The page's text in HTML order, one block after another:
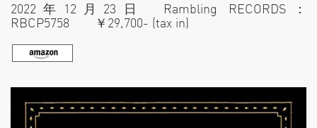
2022年12月23日 Rambling RECORDS：
RBCP5758 ￥29,700- (tax in)